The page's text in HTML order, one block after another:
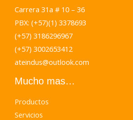
Carrera 31a # 10 – 36
PBX: (+57)(1) 3378693
(+57) 3186296967
(+57) 3002653412
ateindus@outlook.com
Mucho mas…
Productos
Servicios